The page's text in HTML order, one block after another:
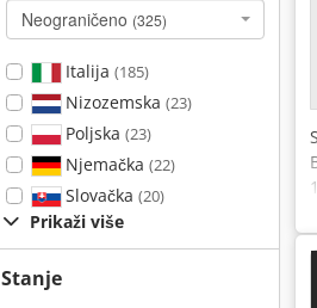
Neograničeno (325)
Italija (185)
Nizozemska (23)
Poljska (23)
Njemačka (22)
Slovačka (20)
Prikaži više
Stanje